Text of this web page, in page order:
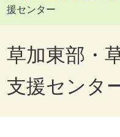
援センター
草加東部・
支援センタ